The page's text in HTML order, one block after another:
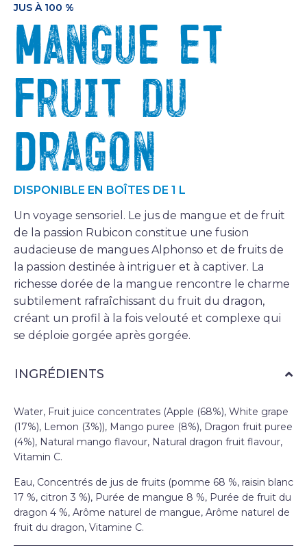
JUS À 100 %
Mangue et
Fruit du
Dragon
DISPONIBLE EN BOÎTES DE 1 L
Un voyage sensoriel. Le jus de mangue et de fruit
de la passion Rubicon constitue une fusion
audacieuse de mangues Alphonso et de fruits de
la passion destinée à intriguer et à captiver. La
richesse dorée de la mangue rencontre le charme
subtilement rafraîchissant du fruit du dragon,
créant un profil à la fois velouté et complexe qui
se déploie gorgée après gorgée.
INGRÉDIENTS
Water, Fruit juice concentrates (Apple (68%), White grape
(17%), Lemon (3%)), Mango puree (8%), Dragon fruit puree
(4%), Natural mango flavour, Natural dragon fruit flavour,
Vitamin C.
Eau, Concentrés de jus de fruits (pomme 68 %, raisin blanc
17 %, citron 3 %), Purée de mangue 8 %, Purée de fruit du
dragon 4 %, Arôme naturel de mangue, Arôme naturel de
fruit du dragon, Vitamine C.